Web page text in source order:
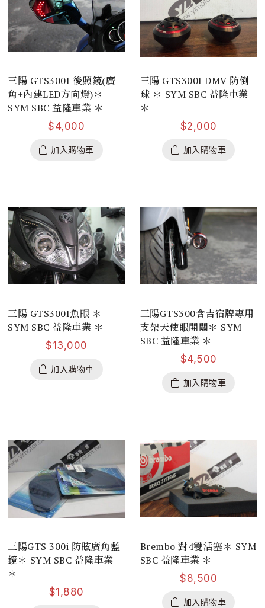
三陽 GTS300I 後照鏡(廣
角+內建LED方向燈)＊
SYM SBC 益隆車業 ＊
$4,000
加入購物車
三陽 GTS300I DMV 防倒
球 ＊ SYM SBC 益隆車業
＊
$2,000
加入購物車
三陽 GTS300I魚眼 ＊
SYM SBC 益隆車業 ＊
$13,000
加入購物車
三陽GTS300含吉宿牌專用
支架天使眼開關＊ SYM
SBC 益隆車業 ＊
$4,500
加入購物車
三陽GTS 300i 防眩廣角藍
鏡＊ SYM SBC 益隆車業
＊
$1,880
Brembo 對4雙活塞＊ SYM
SBC 益隆車業 ＊
$8,500
加入購物車